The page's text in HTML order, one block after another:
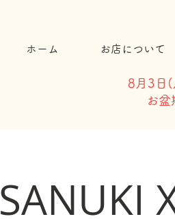
ホーム お店について
8月3日(
お盆
SANUKI